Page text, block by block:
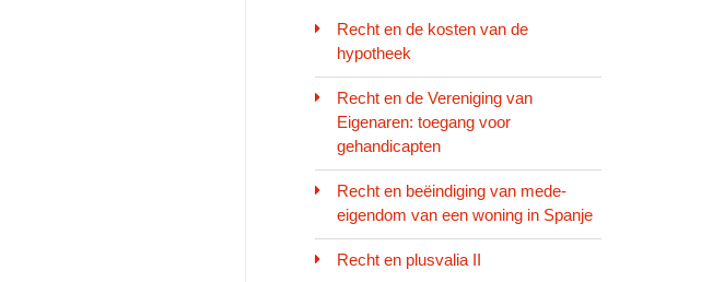
Recht en de kosten van de
hypotheek
Recht en de Vereniging van
Eigenaren: toegang voor
gehandicapten
Recht en beëindiging van mede-
eigendom van een woning in Spanje
Recht en plusvalia II